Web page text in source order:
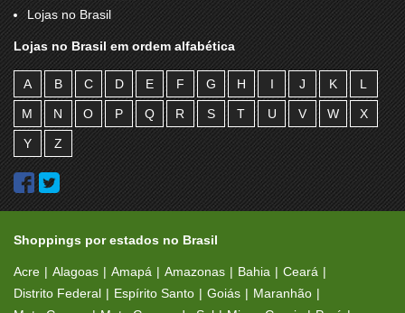
Lojas no Brasil
Lojas no Brasil em ordem alfabética
A B C D E F G H I J K L
M N O P Q R S T U V W X
Y Z
Shoppings por estados no Brasil
Acre Alagoas Amapá Amazonas Bahia
Ceará
Distrito Federal
Espírito Santo Goiás
Maranhão